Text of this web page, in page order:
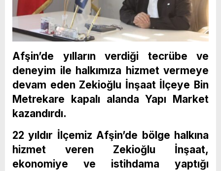
Afşin’de yılların verdiği tecrübe ve
deneyim ile halkımıza hizmet vermeye
devam eden Zekioğlu İnşaat İlçeye Bin
Metrekare kapalı alanda Yapı Market
kazandırdı.
22 yıldır İlçemiz Afşin’de bölge halkına
hizmet veren Zekioğlu İnşaat,
ekonomiye ve istihdama yaptığı